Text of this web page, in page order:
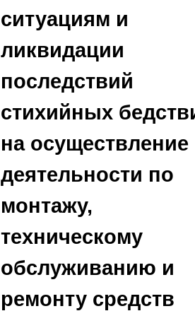
ситуациям и
ликвидации
последствий
стихийных
на осуществление
деятельности по
монтажу,
техническому
обслуживанию и
ремонту средств